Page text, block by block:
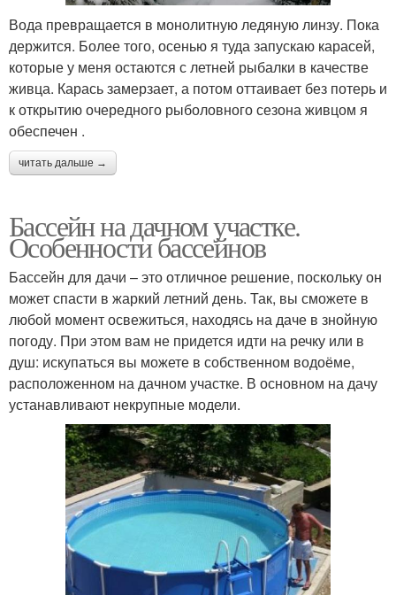
Вода превращается в монолитную ледяную линзу. Пока
держится. Более того, осенью я туда запускаю карасей,
которые у меня остаются с летней рыбалки в качестве
живца. Карась замерзает, а потом оттаивает без потерь и
к открытию очередного рыболовного сезона живцом я
обеспечен .
читать дальше →
Бассейн на дачном участке.
Особенности бассейнов
Бассейн для дачи – это отличное решение, поскольку он
может спасти в жаркий летний день. Так, вы сможете в
любой момент освежиться, находясь на даче в знойную
погоду. При этом вам не придется идти на речку или в
душ: искупаться вы можете в собственном водоёме,
расположенном на дачном участке. В основном на дачу
устанавливают некрупные модели.